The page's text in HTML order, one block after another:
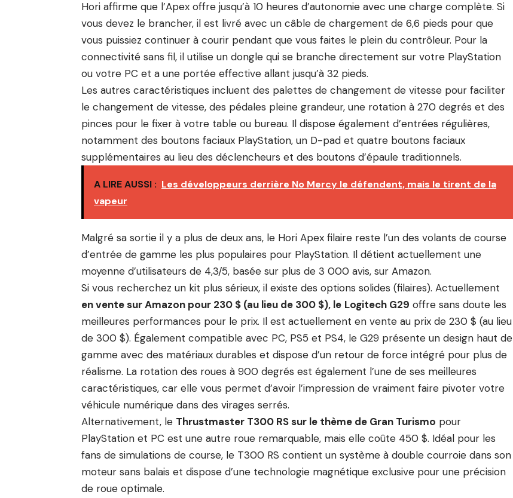
Hori affirme que l’Apex offre jusqu’à 10 heures d’autonomie avec une charge complète. Si
vous devez le brancher, il est livré avec un câble de chargement de 6,6 pieds pour que
vous puissiez continuer à courir pendant que vous faites le plein du contrôleur. Pour la
connectivité sans fil, il utilise un dongle qui se branche directement sur votre PlayStation
ou votre PC et a une portée effective allant jusqu’à 32 pieds.
Les autres caractéristiques incluent des palettes de changement de vitesse pour faciliter
le changement de vitesse, des pédales pleine grandeur, une rotation à 270 degrés et des
pinces pour le fixer à votre table ou bureau. Il dispose également d’entrées régulières,
notamment des boutons faciaux PlayStation, un D-pad et quatre boutons faciaux
supplémentaires au lieu des déclencheurs et des boutons d’épaule traditionnels.
A LIRE AUSSI : Les développeurs derrière No Mercy le défendent, mais le tirent de la
vapeur
Malgré sa sortie il y a plus de deux ans, le Hori Apex filaire reste l’un des volants de course
d’entrée de gamme les plus populaires pour PlayStation. Il détient actuellement une
moyenne d’utilisateurs de 4,3/5, basée sur plus de 3 000 avis, sur Amazon.
Si vous recherchez un kit plus sérieux, il existe des options solides (filaires). Actuellement
en vente sur Amazon pour 230 $ (au lieu de 300 $), le Logitech G29 offre sans doute les
meilleures performances pour le prix. Il est actuellement en vente au prix de 230 $ (au lieu
de 300 $). Également compatible avec PC, PS5 et PS4, le G29 présente un design haut de
gamme avec des matériaux durables et dispose d’un retour de force intégré pour plus de
réalisme. La rotation des roues à 900 degrés est également l’une de ses meilleures
caractéristiques, car elle vous permet d’avoir l’impression de vraiment faire pivoter votre
véhicule numérique dans des virages serrés.
Alternativement, le Thrustmaster T300 RS sur le thème de Gran Turismo pour
PlayStation et PC est une autre roue remarquable, mais elle coûte 450 $. Idéal pour les
fans de simulations de course, le T300 RS contient un système à double courroie dans son
moteur sans balais et dispose d’une technologie magnétique exclusive pour une précision
de roue optimale.